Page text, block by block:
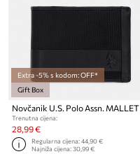
Extra -5% s kodom: OFF*
Gift Box
Novčanik U.S. Polo Assn. MALLET
Trenutna cijena:
28,99 €
Regularna cijena:44,90 €
Najniža cijena:30,99 €